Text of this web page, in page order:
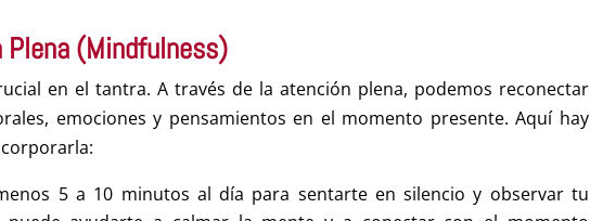
(Mindfulness)
en el tantra. A través de la atención plena, podemos reconectar
emociones y pensamientos en el momento presente. Aquí hay
5 a 10 minutos al día para sentarte en silencio y observar tu